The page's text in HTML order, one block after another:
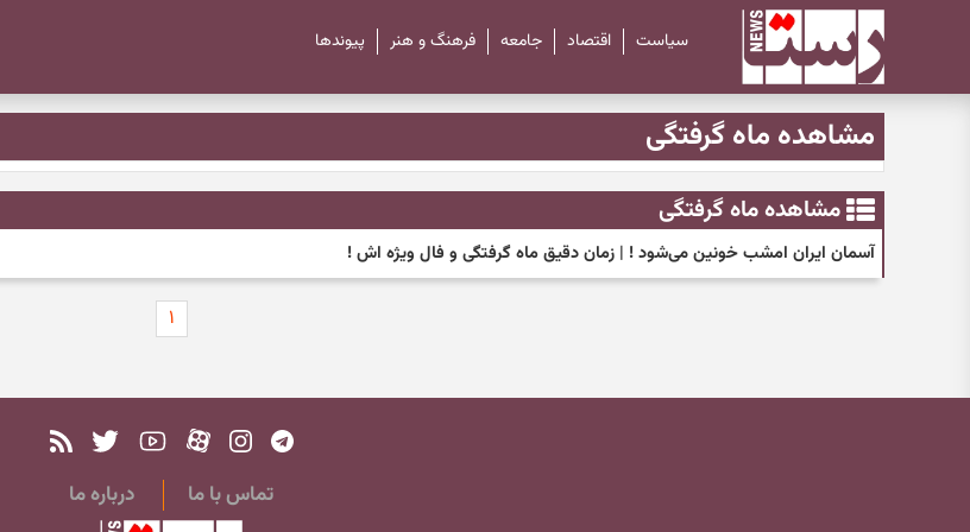
سیاست اقتصاد جامعه فرهنگ و هنر پیوند‌ها
مشاهده ماه گرفتگی
مشاهده ماه گرفتگی
آسمان ایران امشب خونین می‌شود ! | زمان دقیق ماه گرفتگی و فال ویژه اش !
۱
تماس با ما درباره ما